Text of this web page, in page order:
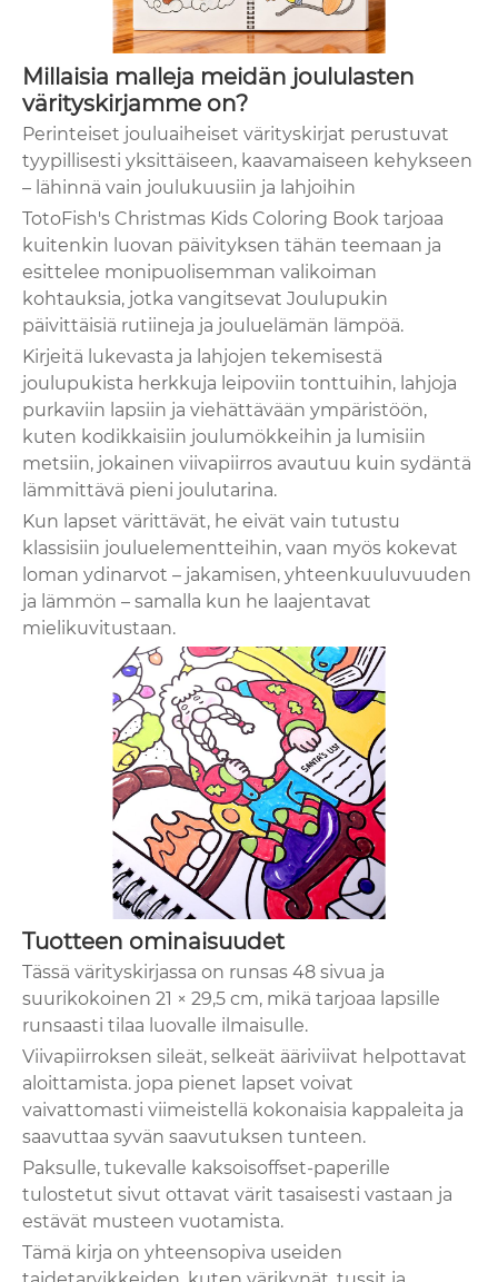
Millaisia ​​malleja meidän joululasten
värityskirjamme on?
Perinteiset jouluaiheiset värityskirjat perustuvat
tyypillisesti yksittäiseen, kaavamaiseen kehykseen
– lähinnä vain joulukuusiin ja lahjoihin
TotoFish's Christmas Kids Coloring Book tarjoaa
kuitenkin luovan päivityksen tähän teemaan ja
esittelee monipuolisemman valikoiman
kohtauksia, jotka vangitsevat Joulupukin
päivittäisiä rutiineja ja jouluelämän lämpöä.
Kirjeitä lukevasta ja lahjojen tekemisestä
joulupukista herkkuja leipoviin tonttuihin, lahjoja
purkaviin lapsiin ja viehättävään ympäristöön,
kuten kodikkaisiin joulumökkeihin ja lumisiin
metsiin, jokainen viivapiirros avautuu kuin sydäntä
lämmittävä pieni joulutarina.
Kun lapset värittävät, he eivät vain tutustu
klassisiin jouluelementteihin, vaan myös kokevat
loman ydinarvot – jakamisen, yhteenkuuluvuuden
ja lämmön – samalla kun he laajentavat
mielikuvitustaan.
Tuotteen ominaisuudet
Tässä värityskirjassa on runsas 48 sivua ja
suurikokoinen 21 × 29,5 cm, mikä tarjoaa lapsille
runsaasti tilaa luovalle ilmaisulle.
Viivapiirroksen sileät, selkeät ääriviivat helpottavat
aloittamista. jopa pienet lapset voivat
vaivattomasti viimeistellä kokonaisia ​​kappaleita ja
saavuttaa syvän saavutuksen tunteen.
Paksulle, tukevalle kaksoisoffset-paperille
tulostetut sivut ottavat värit tasaisesti vastaan ​​ja
estävät musteen vuotamista.
Tämä kirja on yhteensopiva useiden